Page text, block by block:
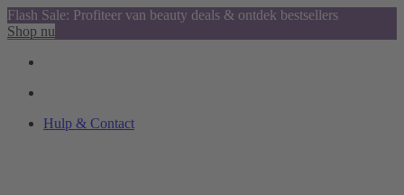
Flash Sale: Profiteer van beauty deals & ontdek bestsellers
Shop nu
Hulp & Contact